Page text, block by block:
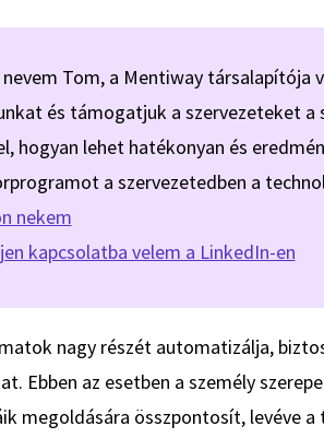
nevem Tom, a Mentiway társalapítója
és támogatjuk a szervezeteket a
hogyan lehet hatékonyan és
a szervezetedben a
nekem
kapcsolatba velem a LinkedIn-en
nagy részét automatizálja,
Ebben az esetben a személy
megoldására összpontosít, levéve